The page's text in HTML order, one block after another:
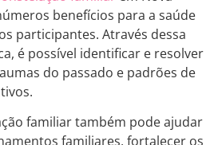
benefícios para a saúde
participantes. Através dessa
é possível identificar e resolver
do passado e padrões de
familiar também pode ajudar
familiares, fortalecer os